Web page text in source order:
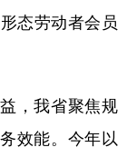
态劳动者会员
，我省聚焦规
效能。今年以